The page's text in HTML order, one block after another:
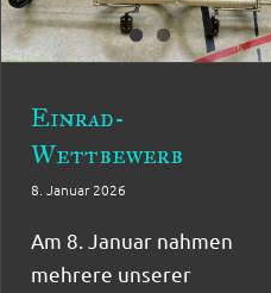
Einrad-
Wettbewerb
8. Januar 2026
Am 8. Januar nahmen
mehrere unserer